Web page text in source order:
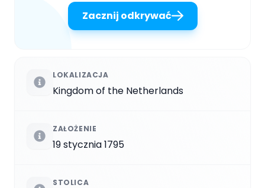
Zacznij odkrywać
LOKALIZACJA
Kingdom of the Netherlands
ZAŁOŻENIE
19 stycznia 1795
STOLICA